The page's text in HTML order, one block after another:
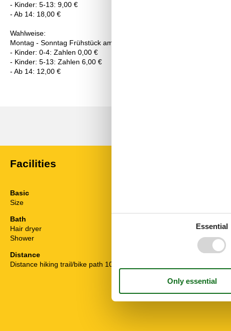
- Kinder: 5-13: 9,00 €
- Ab 14: 18,00 €
Wahlweise:
Montag - Sonntag Frühstück am Tisch:
- Kinder: 0-4: Zahlen 0,00 €
- Kinder: 5-13: Zahlen 6,00 €
- Ab 14: 12,00 €
Facilities
Basic
Size
Bath
Hair dryer
Shower
Distance
Distance hiking trail/bike path 100-500m
Internet
Non-smokers
Holiday themes
To go biking
Essential